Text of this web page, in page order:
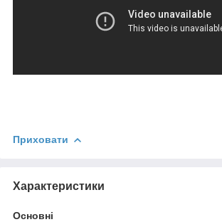
Приховати
Характеристики
Основні